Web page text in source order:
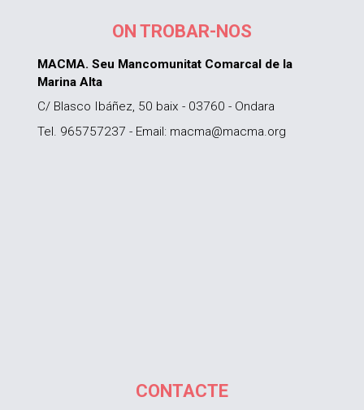
ON TROBAR-NOS
MACMA. Seu Mancomunitat Comarcal de la
Marina Alta
C/ Blasco Ibáñez, 50 baix - 03760 - Ondara
Tel. 965757237 - Email: macma@macma.org
CONTACTE